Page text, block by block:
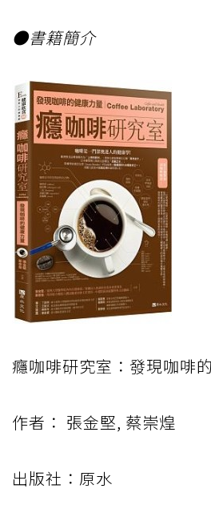
●書籍簡介
癮咖啡研究室：發現咖啡
作者： 張金堅, 蔡崇煌
出版社：原水